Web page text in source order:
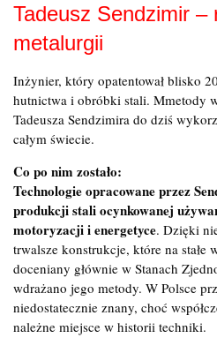
Tadeusz Sendzimir –
metalurgii
Inżynier, który opatentował blisko
hutnictwa i obróbki stali. Mmetody
Tadeusza Sendzimira do dziś
całym świecie.
Co po nim zostało:
Technologie opracowane przez
produkcji stali ocynkowanej
motoryzacji i energetyce. Dzięki
trwalsze konstrukcje, które na stałe
doceniany głównie w Stanach
wdrażano jego metody. W Polsce
niedostatecznie znany, choć
należne miejsce w historii techniki.